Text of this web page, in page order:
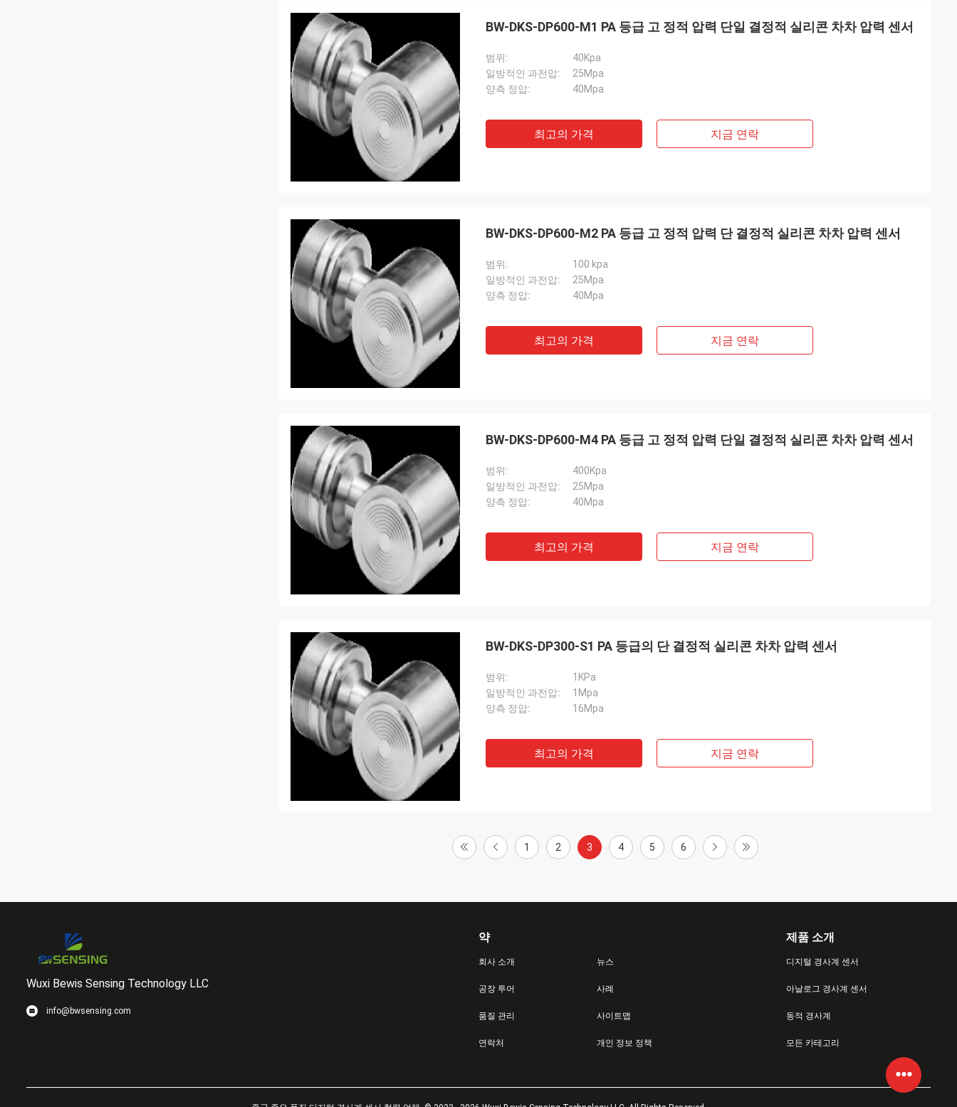
BW-DKS-DP600-M1 PA 등급 고 정적 압력 단일 결정적 실리콘 차차 압력 센서
범위:
40Kpa
일방적인 과전압:
25Mpa
양측 정압:
40Mpa
최고의 가격 지금 연락
BW-DKS-DP600-M2 PA 등급 고 정적 압력 단 결정적 실리콘 차차 압력 센서
범위:
100 kpa
일방적인 과전압:
25Mpa
양측 정압:
40Mpa
최고의 가격 지금 연락
BW-DKS-DP600-M4 PA 등급 고 정적 압력 단일 결정적 실리콘 차차 압력 센서
범위:
400Kpa
일방적인 과전압:
25Mpa
양측 정압:
40Mpa
최고의 가격 지금 연락
BW-DKS-DP300-S1 PA 등급의 단 결정적 실리콘 차차 압력 센서
범위:
1KPa
일방적인 과전압:
1Mpa
양측 정압:
16Mpa
최고의 가격 지금 연락
1 2 3 4 5 6
Wuxi Bewis Sensing Technology LLC
info@bwsensing.com
약
회사 소개
공장 투어
품질 관리
연락처
뉴스
사례
사이트맵
개인 정보 정책
제품 소개
디지털 경사계 센서
아날로그 경사계 센서
동적 경사계
모든 카테고리